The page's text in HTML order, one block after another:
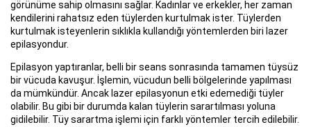
görünüme sahip olmasını sağlar. Kadınlar ve erkekler, her zaman
kendilerini rahatsız eden tüylerden kurtulmak ister. Tüylerden
kurtulmak isteyenlerin sıklıkla kullandığı yöntemlerden biri lazer
epilasyondur.
Epilasyon yaptıranlar, belli bir seans sonrasında tamamen tüysüz
bir vücuda kavuşur. İşlemin, vücudun belli bölgelerinde yapılması
da mümkündür. Ancak lazer epilasyonun etki edemediği tüyler
olabilir. Bu gibi bir durumda kalan tüylerin sarartılması yoluna
gidilebilir. Tüy sarartma işlemi için farklı yöntemler tercih edilebilir.